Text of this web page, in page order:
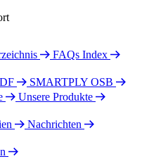
FAQs Index
SMARTPLY OSB
Unsere Produkte
Nachrichten